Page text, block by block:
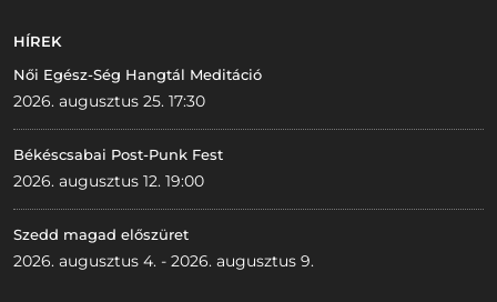
HÍREK
Női Egész-Ség Hangtál Meditáció
2026. augusztus 25. 17:30
Békéscsabai Post-Punk Fest
2026. augusztus 12. 19:00
Szedd magad előszüret
2026. augusztus 4. - 2026. augusztus 9.